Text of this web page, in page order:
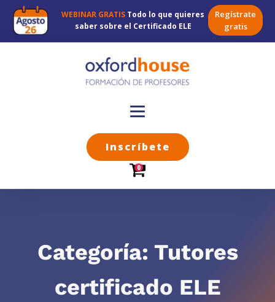
WEBINAR GRATIS Todo lo que quieres
saber sobre el Certificado ELE
Regístrate
gratis
Inscríbete
0
Categoría: Tutores
certificado ELE